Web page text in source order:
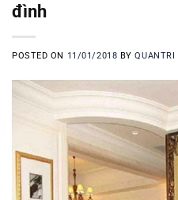
đình
POSTED ON 11/01/2018 BYQUANTRI